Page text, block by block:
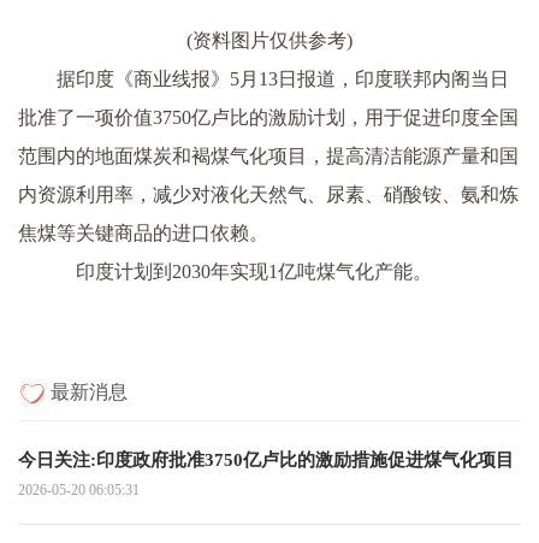
(资料图片仅供参考)
据印度《商业线报》5月13日报道，印度联邦内阁当日
批准了一项价值3750亿卢比的激励计划，用于促进印度全国
范围内的地面煤炭和褐煤气化项目，提高清洁能源产量和国
内资源利用率，减少对液化天然气、尿素、硝酸铵、氨和炼
焦煤等关键商品的进口依赖。
印度计划到2030年实现1亿吨煤气化产能。
最新消息
今日关注:印度政府批准3750亿卢比的激励措施促进煤气化项目
2026-05-20 06:05:31